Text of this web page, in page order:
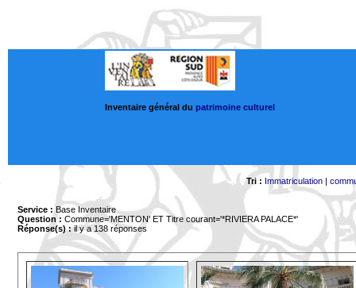
Inventaire général du patrimoine culturel
Tri : Immatriculation|
Service : Base Inventaire
Question : Commune='MENTON' ET Titre courant='*RIVIERA PALACE*'
Réponse(s) :il y a 138 réponses